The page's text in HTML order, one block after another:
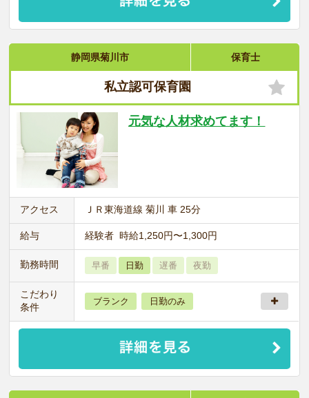
静岡県菊川市 保育士
私立認可保育園
元気な人材求めてます！
アクセス ＪＲ東海道線 菊川 車 25分
給与 経験者 時給1,250円〜1,300円
勤務時間 早番 日勤 遅番 夜勤
こだわり
条件
ブランク 日勤のみ